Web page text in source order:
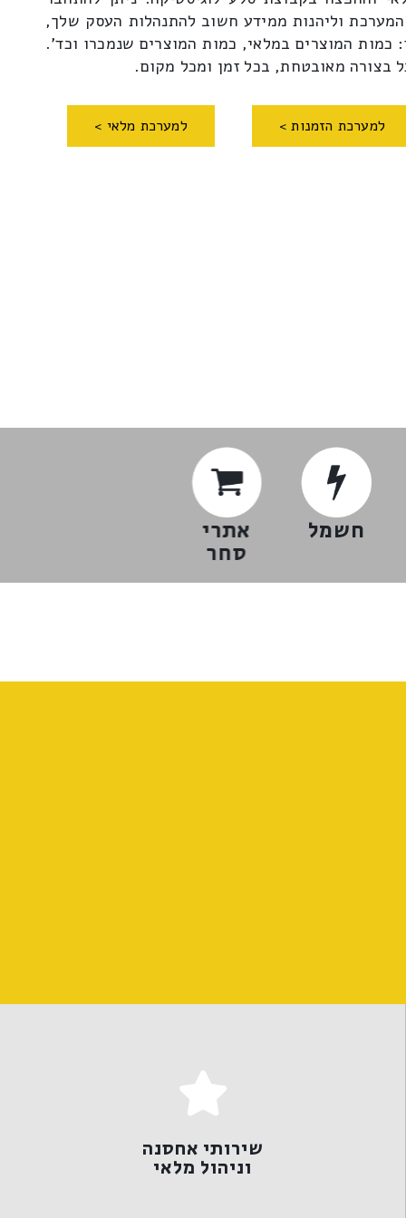
וליהנות ממידע חשוב להתנהלות העסק שלך,
כמות המוצרים במלאי, כמות המוצרים שנמכרו וכד'.
בצורה מאובטחת, בכל זמן ומכל מקום.
למערכת הזמנות > למערכת מלאי >
אתרי
סחר
חשמל
שירותי אחסנה
וניהול מלאי
שירותי אחסנה
וניהול מלאי
למידע נוסף >